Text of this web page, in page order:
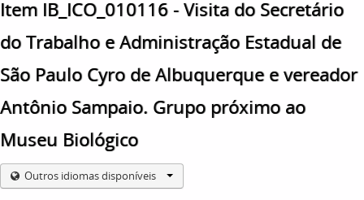
Item IB_ICO_010116 - Visita do Secretário
do Trabalho e Administração Estadual de
São Paulo Cyro de Albuquerque e vereador
Antônio Sampaio. Grupo próximo ao
Museu Biológico
Outros idiomas disponíveis